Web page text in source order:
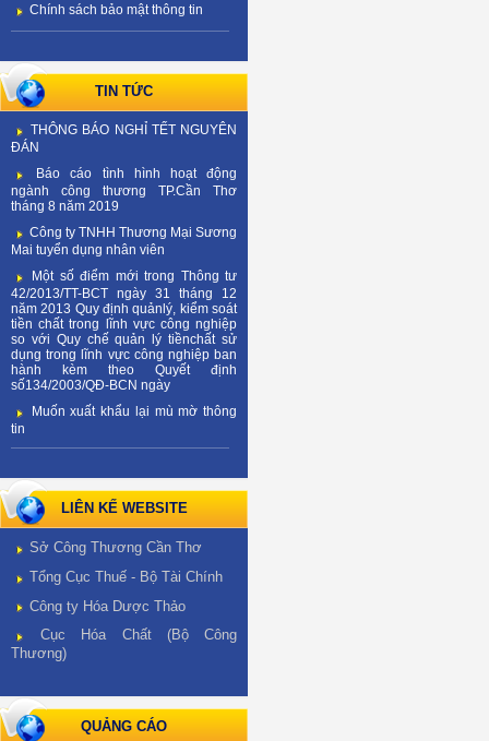
Chính sách bảo mật thông tin
TIN TỨC
THÔNG BÁO NGHỈ TẾT NGUYÊN
ĐÁN
Báo cáo tình hình hoạt động
ngành công thương TP.Cần Thơ
tháng 8 năm 2019
Công ty TNHH Thương Mại Sương
Mai tuyển dụng nhân viên
Một số điểm mới trong Thông tư
42/2013/TT-BCT ngày 31 tháng 12
năm 2013 Quy định quảnlý, kiểm soát
tiền chất trong lĩnh vực công nghiệp
so với Quy chế quản lý tiềnchất sử
dụng trong lĩnh vực công nghiệp ban
hành kèm theo Quyết định
số134/2003/QĐ-BCN ngày
Muốn xuất khẩu lại mù mờ thông
tin
LIÊN KẾ WEBSITE
Sở Công Thương Cần Thơ
Tổng Cục Thuế - Bộ Tài Chính
Công ty Hóa Dược Thảo
Cục Hóa Chất (Bộ Công
Thương)
QUẢNG CÁO